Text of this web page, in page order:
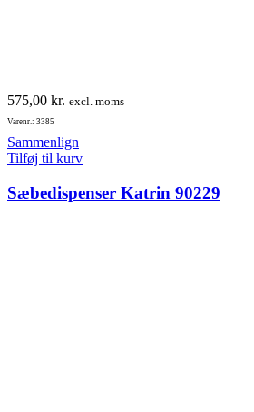
575,00 kr. excl. moms
Varenr.: 3385
Sammenlign
Tilføj til kurv
Sæbedispenser Katrin 90229